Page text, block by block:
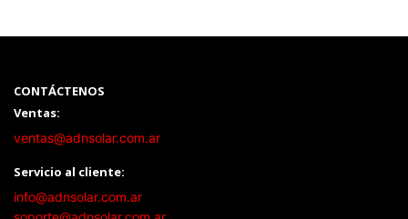
CONTÁCTENOS
Ventas:
ventas@adnsolar.com.ar
Servicio al cliente:
info@adnsolar.com.ar